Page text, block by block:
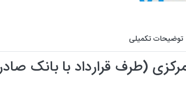
توضیحات تکمیلی
(طرف قرارداد با بانک